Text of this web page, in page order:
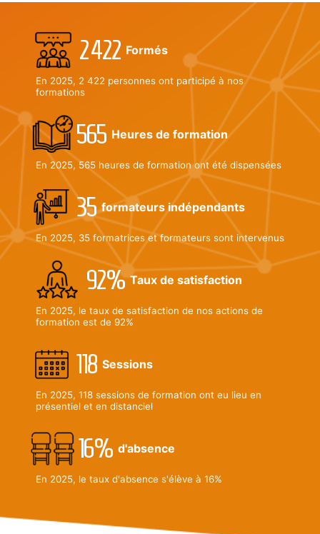
2 422 Formés
En 2025, 2 422 personnes ont participé à nos
formations
565 Heures de formation
En 2025, 565 heures de formation ont été dispensées
35 formateurs indépendants
En 2025, 35 formatrices et formateurs sont intervenus
92% Taux de satisfaction
En 2025, le taux de satisfaction de nos actions de
formation est de 92%
118 Sessions
En 2025, 118 sessions de formation ont eu lieu en
présentiel et en distanciel
16% d'absence
En 2025, le taux d'absence s'élève à 16%